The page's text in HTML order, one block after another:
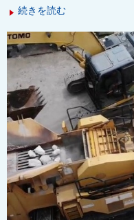
続きを読む